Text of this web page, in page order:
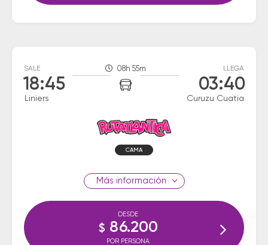
SALE
18:45
Liniers
08h 55m LLEGA
03:40
Curuzu Cuatia
CAMA
información
DESDE
$ 86.200
POR PERSONA